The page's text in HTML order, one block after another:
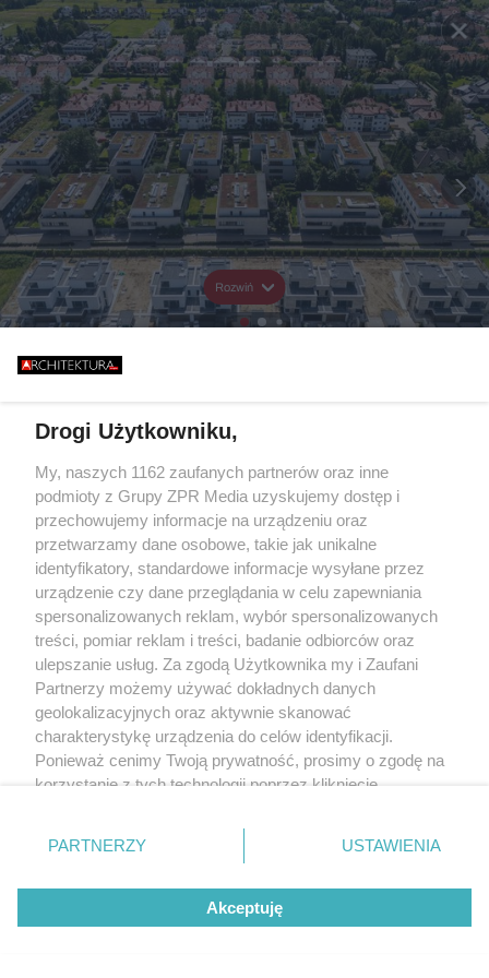
Rozwiń
Drogi Użytkowniku,
My, naszych 1162 zaufanych partnerów oraz inne
podmioty z Grupy ZPR Media uzyskujemy dostęp i
przechowujemy informacje na urządzeniu oraz
przetwarzamy dane osobowe, takie jak unikalne
identyfikatory, standardowe informacje wysyłane przez
urządzenie czy dane przeglądania w celu zapewniania
spersonalizowanych reklam, wybór spersonalizowanych
treści, pomiar reklam i treści, badanie odbiorców oraz
ulepszanie usług. Za zgodą Użytkownika my i Zaufani
Partnerzy możemy używać dokładnych danych
geolokalizacyjnych oraz aktywnie skanować
charakterystykę urządzenia do celów identyfikacji.
Ponieważ cenimy Twoją prywatność, prosimy o zgodę na
korzystanie z tych technologii poprzez kliknięcie
zmienić/wycofać klikając przycisk ustawień prywatności
znajdujący się w lewym dolnym rogu strony
rodzaje przetwarzania danych nie wymagają zgody
użytkownika, ale masz prawo sprzeciwić się takiemu
przetwarzaniu. Preferencje będą miały zastosowanie tylko
PARTNERZY USTAWIENIA
Akceptuję